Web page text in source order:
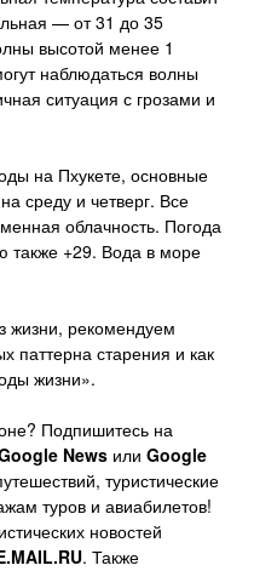
— от 31 до 35
высотой менее 1
наблюдаться волны
ситуация с грозами и
на Пхукете, основные
среду и четверг. Все
облачность. Погода
также +29. Вода в море
жизни, рекомендуем
паттерна старения и как
жизни».
Подпишитесь на
News или Google
туристические
туров и авиабилетов!
новостей
. Также